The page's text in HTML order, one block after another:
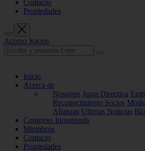
Contacto
Propiedades
Acceso Socios
Inicio
Acerca de
Nosotros Junta Directiva
Reconocimiento Socios
Alianzas Ultimas Noticias
Congreso Inmotrends
Miembros
Contacto
Propiedades